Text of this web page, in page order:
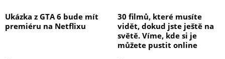
Ukázka z GTA 6 bude mít
premiéru na Netflixu
30 filmů, které musíte
vidět, dokud jste ještě na
světě. Víme, kde si je
můžete pustit online